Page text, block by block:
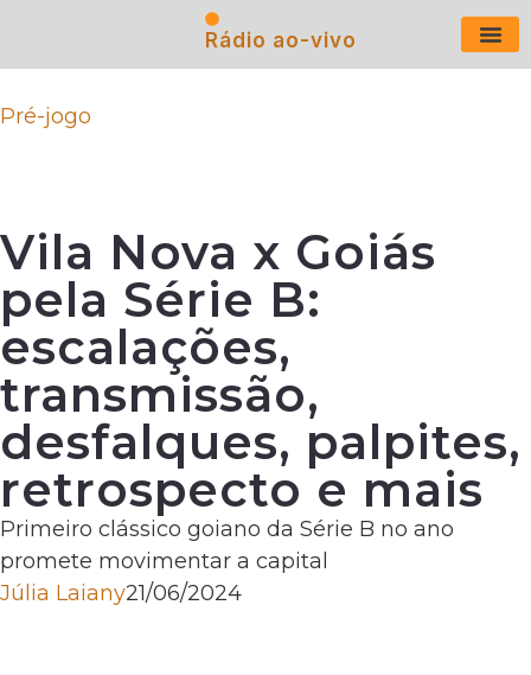
Rádio ao-vivo
Pré-jogo
Vila Nova x Goiás
pela Série B:
escalações,
transmissão,
desfalques, palpites,
retrospecto e mais
Primeiro clássico goiano da Série B no ano
promete movimentar a capital
Júlia Laiany21/06/2024